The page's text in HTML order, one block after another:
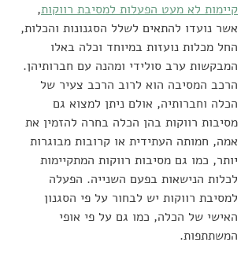
קיימות לא מעט הפעלות למסיבת רווקות,
אשר נועדו להתאים לשלל הסגנונות והכלות,
החל מכלות נועזות במיוחד וכלה באלו
המבקשות ערב סולידי ומהנה עם חברותיהן.
הרכב המסיבה הוא לרוב הרכב צעיר של
הכלה וחברותיה, אולם ניתן למצוא גם
מסיבות רווקות בהן הכלה בחרה להזמין את
אמה, חמותה העתידית או קרובות מבוגרות
יותר, כמו גם מסיבות רווקות המתקיימות
לכלות הנישאות בפעם השנייה. הפעלה
למסיבת רווקות יש לבחור על פי הסגנון
האישי של הכלה, כמו גם על פי אופי
המשתתפות.